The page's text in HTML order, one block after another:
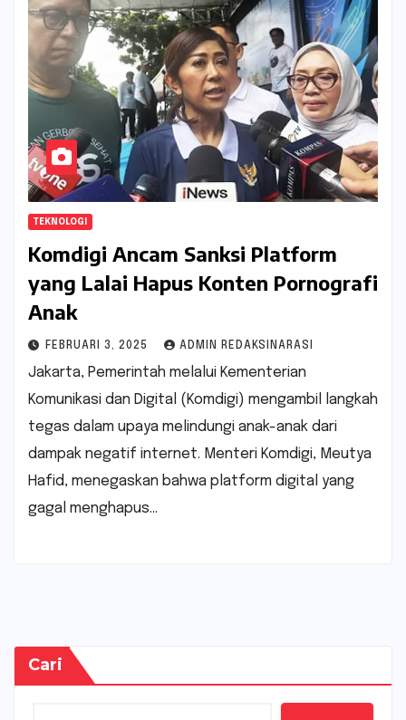
TEKNOLOGI
Komdigi Ancam Sanksi Platform
yang Lalai Hapus Konten Pornografi
Anak
FEBRUARI 3, 2025 ADMIN REDAKSINARASI
Jakarta, Pemerintah melalui Kementerian
Komunikasi dan Digital (Komdigi) mengambil langkah
tegas dalam upaya melindungi anak-anak dari
dampak negatif internet. Menteri Komdigi, Meutya
Hafid, menegaskan bahwa platform digital yang
gagal menghapus…
Cari